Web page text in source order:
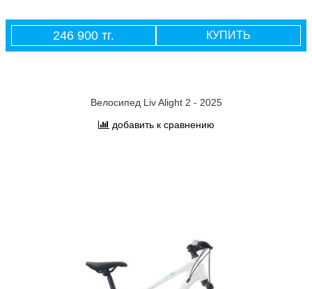
246 900 тг. КУПИТЬ
Велосипед Liv Alight 2 - 2025
добавить к сравнению